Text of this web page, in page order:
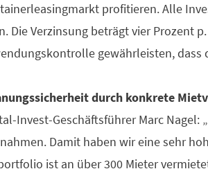
profitieren. Alle
Die Verzinsung beträgt vier Prozent
gewährleisten, dass
durch konkrete
Invest-Geschäftsführer Marc
Damit haben wir eine sehr
ist an über 300 Mieter